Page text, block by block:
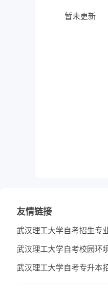
暂未更新
友情链接
武汉理工大学自考招生专
武汉理工大学自考校园环
武汉理工大学自考专升本